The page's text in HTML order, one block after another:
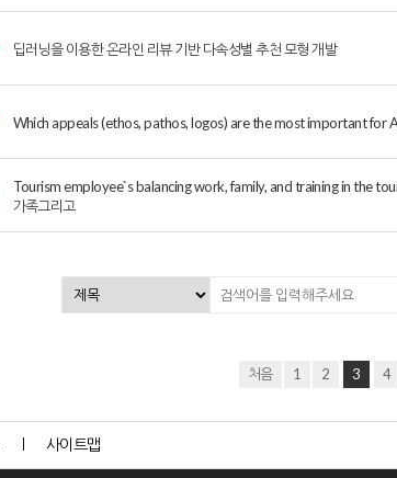
딥러닝을 이용한 온라인 리뷰 기반 다속성별 추천 모형 개발
Which appeals (ethos, pathos, logos) are the most important for
Tourism employee`s balancing work, family, and training in the
가족그리고
처음 1 2 3 4
사이트맵